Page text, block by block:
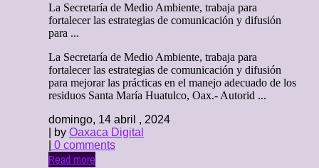
La Secretaría de Medio Ambiente, trabaja para
fortalecer las estrategias de comunicación y difusión
para ...
La Secretaría de Medio Ambiente, trabaja para
fortalecer las estrategias de comunicación y difusión
para mejorar las prácticas en el manejo adecuado de los
residuos Santa María Huatulco, Oax.- Autorid ...
domingo, 14 abril , 2024
| by Oaxaca Digital
0 comments
Read more